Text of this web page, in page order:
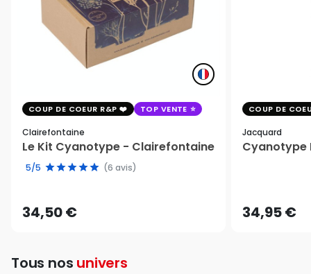
COUP DE COEUR R&P TOP VENTE
Clairefontaine
Le Kit Cyanotype - Clairefontaine
5/5 (6 avis)
34,50 €
COUP DE
Jacquard
Cyanotype
34,95 €
Tous nos univers